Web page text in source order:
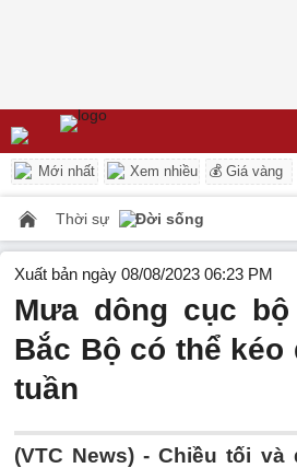
Mới nhất Xem nhiều 💰 Giá vàng
Thời sự Đời sống
Xuất bản ngày 08/08/2023 06:23 PM
Mưa dông cục
Bắc Bộ có thể kéo
tuần
(VTC News) -Chiều tối và